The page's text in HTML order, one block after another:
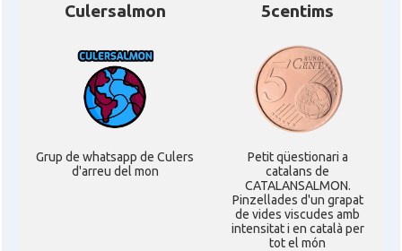
Culersalmon
Grup de whatsapp de Culers
d'arreu del mon
5centims
Petit qüestionari a
catalans de
CATALANSALMON.
Pinzellades d'un grapat
de vides viscudes amb
intensitat i en català per
tot el món